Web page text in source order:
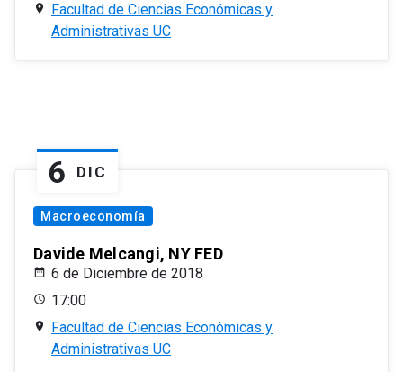
Facultad de Ciencias Económicas y
Administrativas UC
6 DIC
Macroeconomía
Davide Melcangi, NY FED
6 de Diciembre de 2018
17:00
Facultad de Ciencias Económicas y
Administrativas UC